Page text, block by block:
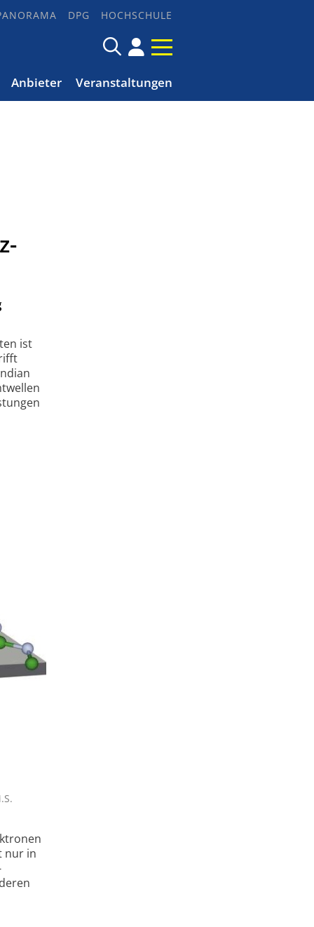
DPG HOCHSCHULE
Anbieter Veranstaltungen
ist
nur in